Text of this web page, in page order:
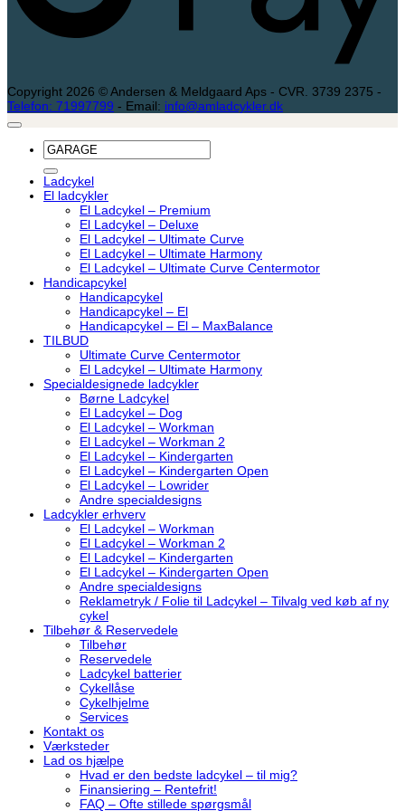
Copyright 2026 © Andersen & Meldgaard Aps - CVR. 3739 2375 -
Telefon: 71997799 - Email: info@amladcykler.dk
Søg
efter:
Ladcykel
El ladcykler
El Ladcykel – Premium
El Ladcykel – Deluxe
El Ladcykel – Ultimate Curve
El Ladcykel – Ultimate Harmony
El Ladcykel – Ultimate Curve Centermotor
Handicapcykel
Handicapcykel
Handicapcykel – El
Handicapcykel – El – MaxBalance
TILBUD
Ultimate Curve Centermotor
El Ladcykel – Ultimate Harmony
Specialdesignede ladcykler
Børne Ladcykel
El Ladcykel – Dog
El Ladcykel – Workman
El Ladcykel – Workman 2
El Ladcykel – Kindergarten
El Ladcykel – Kindergarten Open
El Ladcykel – Lowrider
Andre specialdesigns
Ladcykler erhverv
El Ladcykel – Workman
El Ladcykel – Workman 2
El Ladcykel – Kindergarten
El Ladcykel – Kindergarten Open
Andre specialdesigns
Reklametryk / Folie til Ladcykel – Tilvalg ved køb af ny
cykel
Tilbehør & Reservedele
Tilbehør
Reservedele
Ladcykel batterier
Cykellåse
Cykelhjelme
Services
Kontakt os
Værksteder
Lad os hjælpe
Hvad er den bedste ladcykel – til mig?
Finansiering – Rentefrit!
FAQ – Ofte stillede spørgsmål